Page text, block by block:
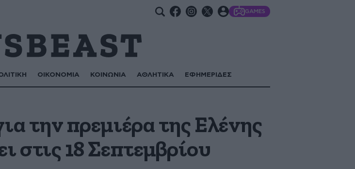
GAMES
ΟΙΚΟΝΟΜΙΑ ΚΟΙΝΩΝΙΑ ΑΘΛΗΤΙΚΑ ΕΦΗΜΕΡΙΔΕΣ
την πρεμιέρα της Ελένης
στις 18 Σεπτεμβρίου